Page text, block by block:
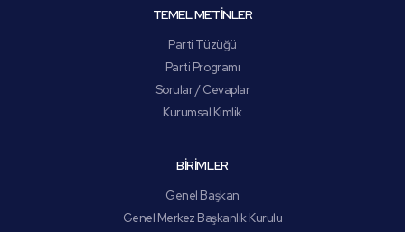
TEMEL METİNLER
Parti Tüzüğü
Parti Programı
Sorular / Cevaplar
Kurumsal Kimlik
BİRİMLER
Genel Başkan
Genel Merkez Başkanlık Kurulu